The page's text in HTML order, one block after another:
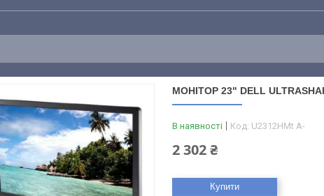
МОНІТОР 23" DELL
В наявності Код: U2312HMt A-
2 302 ₴
Купити